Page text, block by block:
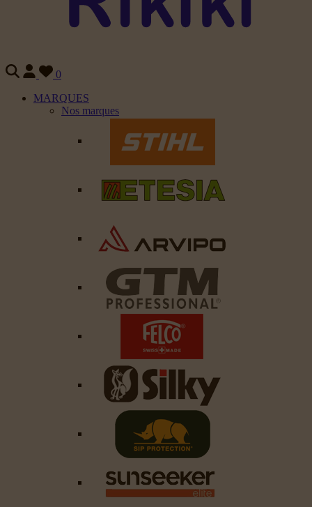
0
MARQUES
Nos marques